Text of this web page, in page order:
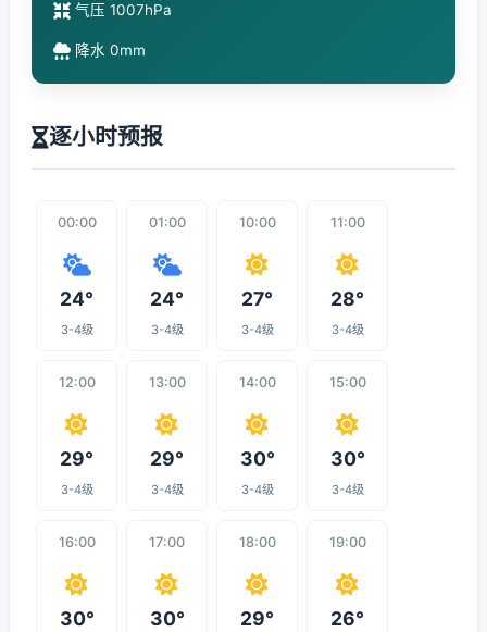
气压 1007hPa
降水 0mm
逐小时预报
00:00
24°
3-4级
01:00
24°
3-4级
10:00
27°
3-4级
11:00
28°
3-4级
12:00
29°
3-4级
13:00
29°
3-4级
14:00
30°
3-4级
15:00
30°
3-4级
16:00
30°
17:00
30°
18:00
29°
19:00
26°